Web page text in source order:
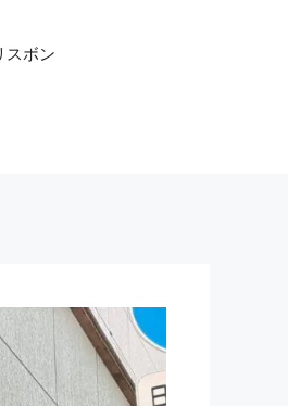
スボン